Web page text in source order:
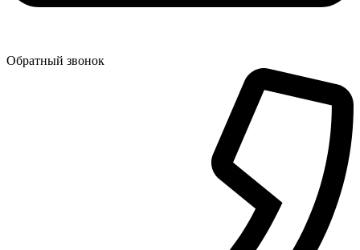
Обратный звонок